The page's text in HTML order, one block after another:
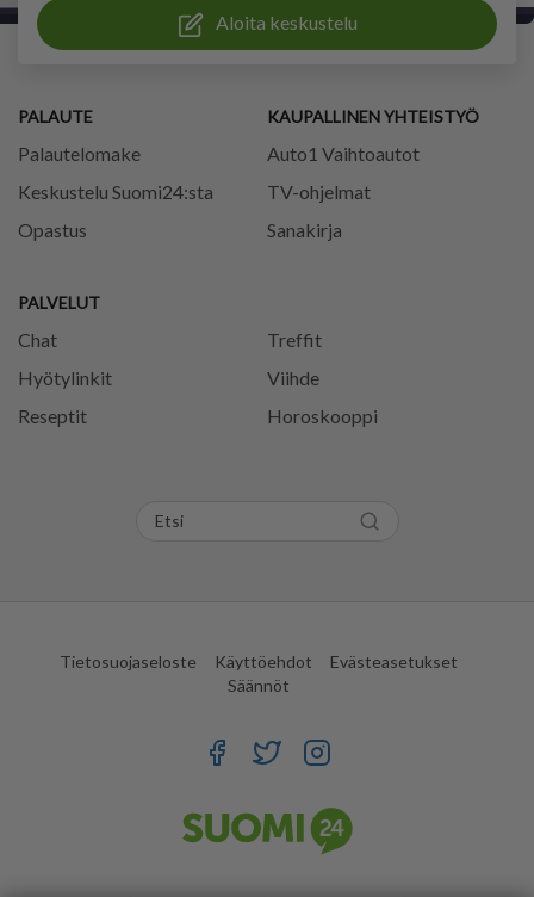
Aloita keskustelu
PALAUTE
Palautelomake
Keskustelu Suomi24:sta
Opastus
PALVELUT
Chat
Treffit
Hyötylinkit
Viihde
Reseptit
Horoskooppi
KAUPALLINEN YHTEISTYÖ
Auto1 Vaihtoautot
TV-ohjelmat
Sanakirja
Tietosuojaseloste Käyttöehdot
Evästeasetukset
Säännöt